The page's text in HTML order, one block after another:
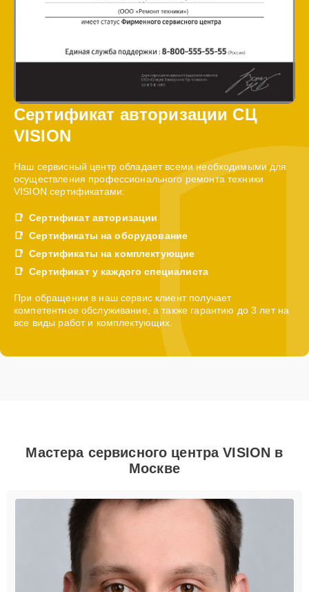
Сертификат авторизации СЦ
VISION
Наш сервисный центр обладает всеми необходимыми для
осуществления профессионального ремонта техники
VISION сертификатами:
Сертификат авторизации
Сертификаты на оборудование
Сертификаты на комплектующие
Сертификат у каждого специалиста
При обращении в наш сервис клиент получает
компетентное обслуживание, а также гарантию до 3 лет на
все виды работ и комплектующих.
Мастера сервисного центра VISION в
Москве